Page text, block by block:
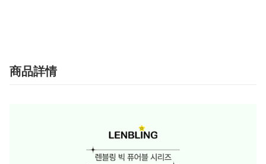
商品詳情